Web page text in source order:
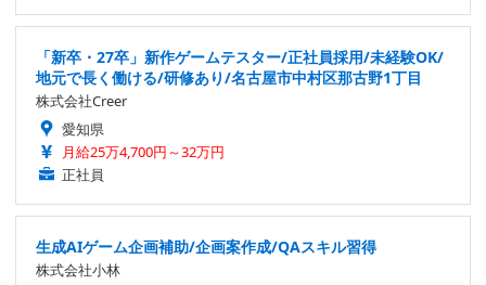
「新卒・27卒」新作ゲームテスター/正社員採用/未経験OK/
地元で長く働ける/研修あり/名古屋市中村区那古野1丁目
株式会社Creer
愛知県
月給25万4,700円～32万円
正社員
生成AIゲーム企画補助/企画案作成/QAスキル習得
株式会社小林